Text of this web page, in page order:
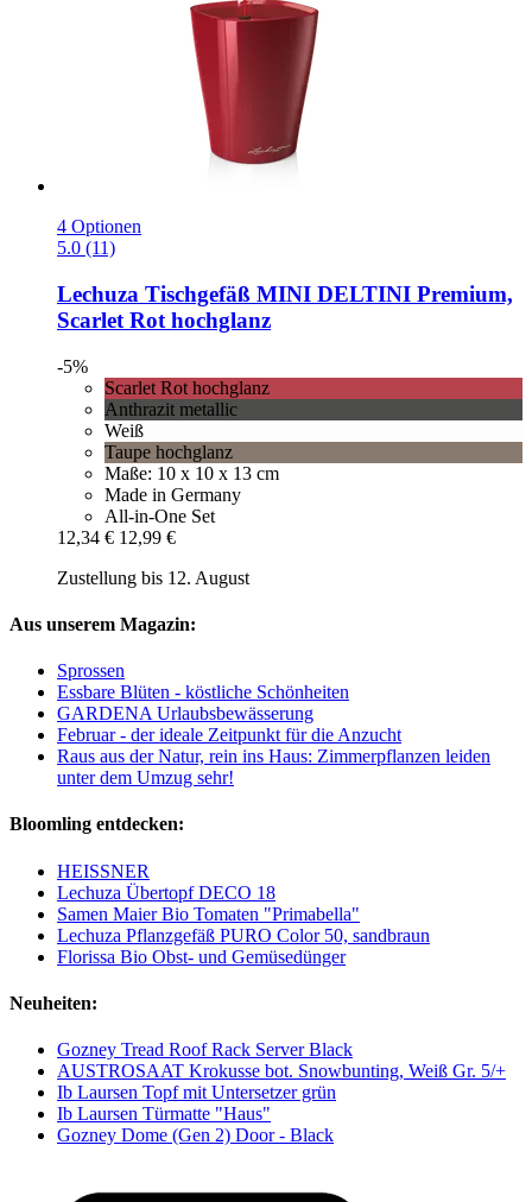
4 Optionen
5.0 (11)
Lechuza Tischgefäß MINI DELTINI Premium,
Scarlet Rot hochglanz
-5%
Scarlet Rot hochglanz
Anthrazit metallic
Weiß
Taupe hochglanz
Maße: 10 x 10 x 13 cm
Made in Germany
All-in-One Set
12,34 € 12,99 €
Zustellung bis 12. August
Aus unserem Magazin:
Sprossen
Essbare Blüten - köstliche Schönheiten
GARDENA Urlaubsbewässerung
Februar - der ideale Zeitpunkt für die Anzucht
Raus aus der Natur, rein ins Haus: Zimmerpflanzen leiden
unter dem Umzug sehr!
Bloomling entdecken:
HEISSNER
Lechuza Übertopf DECO 18
Samen Maier Bio Tomaten "Primabella"
Lechuza Pflanzgefäß PURO Color 50, sandbraun
Florissa Bio Obst- und Gemüsedünger
Neuheiten:
Gozney Tread Roof Rack Server Black
AUSTROSAAT Krokusse bot. Snowbunting, Weiß Gr. 5/+
Ib Laursen Topf mit Untersetzer grün
Ib Laursen Türmatte "Haus"
Gozney Dome (Gen 2) Door - Black